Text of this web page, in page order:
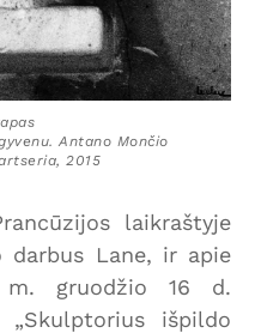
Antano Mončio
2015
laikraštyje
darbus Lane, ir apie
gruodžio 16 d.
„Skulptorius išpildo